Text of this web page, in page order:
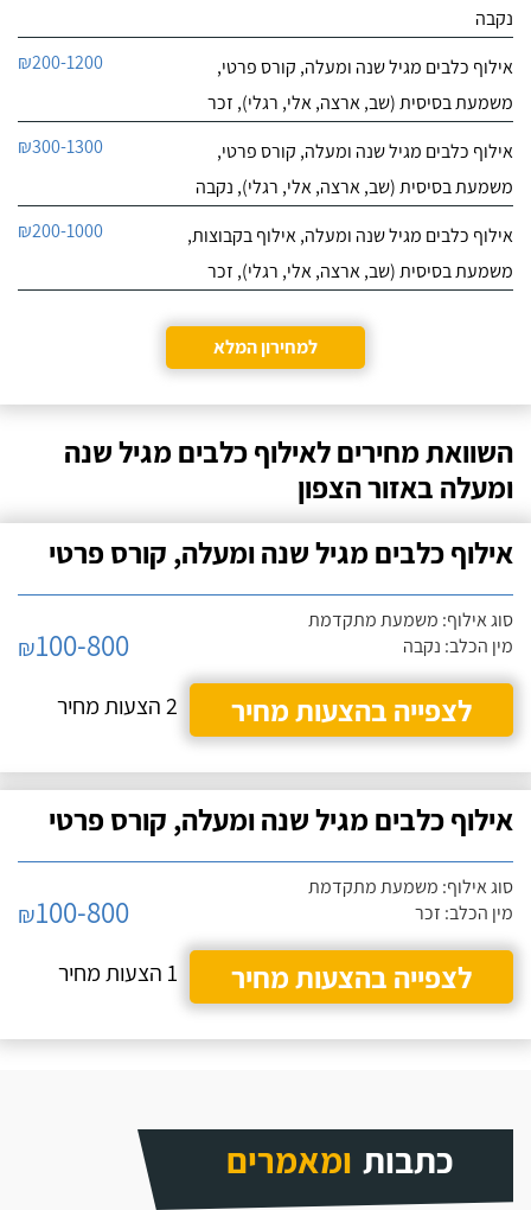
נקבה
אילוף כלבים מגיל שנה ומעלה, קורס פרטי,
משמעת בסיסית (שב, ארצה, אלי, רגלי), זכר
₪200-1200
אילוף כלבים מגיל שנה ומעלה, קורס פרטי,
משמעת בסיסית (שב, ארצה, אלי, רגלי), נקבה
₪300-1300
אילוף כלבים מגיל שנה ומעלה, אילוף בקבוצות,
משמעת בסיסית (שב, ארצה, אלי, רגלי), זכר
₪200-1000
למחירון המלא
השוואת מחירים לאילוף כלבים מגיל שנה
ומעלה באזור הצפון
אילוף כלבים מגיל שנה ומעלה, קורס פרטי
סוג אילוף: משמעת מתקדמת
מין הכלב: נקבה
₪100-800
לצפייה בהצעות מחיר
2 הצעות מחיר
אילוף כלבים מגיל שנה ומעלה, קורס פרטי
סוג אילוף: משמעת מתקדמת
מין הכלב: זכר
₪100-800
לצפייה בהצעות מחיר
1 הצעות מחיר
כתבות ומאמרים